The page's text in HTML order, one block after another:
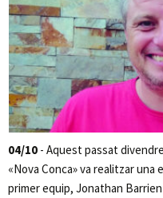
04/10 - Aquest passat
«Nova Conca» va realitzar
primer equip, Jonathan